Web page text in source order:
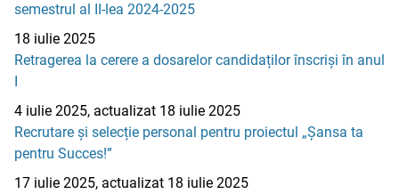
semestrul al II-lea 2024-2025
18 iulie 2025
Retragerea la cerere a dosarelor candidaților înscriși în anul
I
4 iulie 2025, actualizat 18 iulie 2025
Recrutare și selecție personal pentru proiectul „Șansa ta
pentru Succes!”
17 iulie 2025, actualizat 18 iulie 2025